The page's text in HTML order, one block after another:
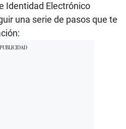
Identidad Electrónico
una serie de pasos que te